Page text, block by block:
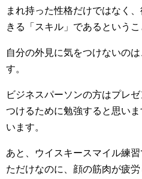
まれ持った性格だけではなく
きる「スキル」であるというこ
自分の外見に気をつけないの
す。
ビジネスパーソンの方はプレ
つけるために勉強すると思い
います。
あと、ウイスキースマイル練
ただけなのに、顔の筋肉が疲